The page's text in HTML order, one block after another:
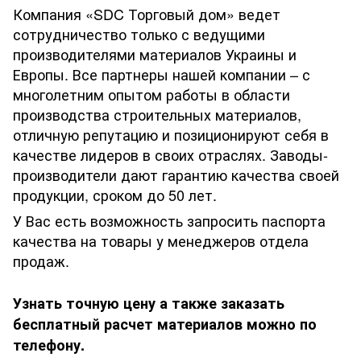
Компания «SDC Торговый дом» ведет
сотрудничество только с ведущими
производителями материалов Украины и
Европы. Все партнеры нашей компании – с
многолетним опытом работы в области
производства строительных материалов,
отличную репутацию и позиционируют себя в
качестве лидеров в своих отраслях. Заводы-
производители дают гарантию качества своей
продукции, сроком до 50 лет.
У Вас есть возможность запросить паспорта
качества на товары у менеджеров отдела
продаж.
Узнать точную цену а также заказать
бесплатный расчет материалов можно по
телефону.